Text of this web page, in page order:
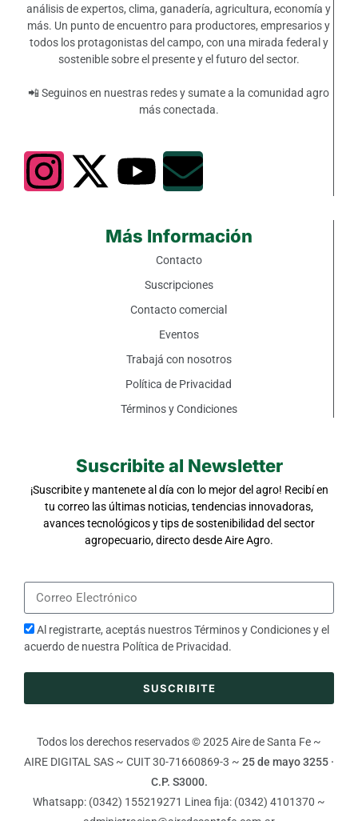
análisis de expertos, clima, ganadería, agricultura, economía y
más. Un punto de encuentro para productores, empresarios y
todos los protagonistas del campo, con una mirada federal y
sostenible sobre el presente y el futuro del sector.
📲 Seguinos en nuestras redes y sumate a la comunidad agro
más conectada.
Más Información
Contacto
Suscripciones
Contacto comercial
Eventos
Trabajá con nosotros
Política de Privacidad
Términos y Condiciones
Suscribite al Newsletter
¡Suscribite y mantenete al día con lo mejor del agro! Recibí en
tu correo las últimas noticias, tendencias innovadoras,
avances tecnológicos y tips de sostenibilidad del sector
agropecuario, directo desde Aire Agro.
Al registrarte, aceptás nuestrosTérminos y Condicionesy el
acuerdo de nuestra Política de Privacidad.
SUSCRIBITE
Todos los derechos reservados © 2025 Aire de Santa Fe ~
AIRE DIGITAL SAS ~ CUIT 30-71660869-3 ~ 25 de mayo 3255 ·
C.P. S3000.
Whatsapp: (0342) 155219271 Linea fija: (0342) 4101370 ~